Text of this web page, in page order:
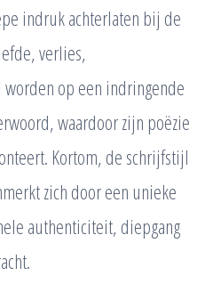
indruk achterlaten bij de
verlies,
op een indringende
waardoor zijn poëzie
Kortom, de schrijfstijl
zich door een unieke
authenticiteit, diepgang